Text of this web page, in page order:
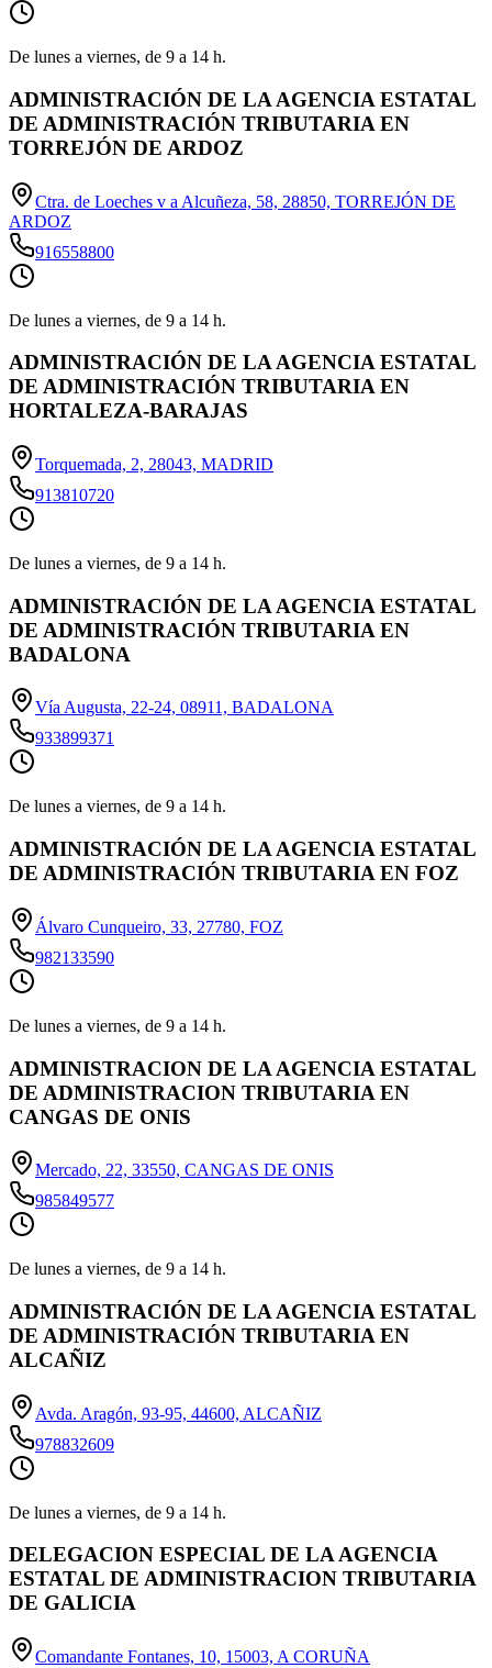
De lunes a viernes, de 9 a 14 h.
ADMINISTRACIÓN DE LA AGENCIA ESTATAL
DE ADMINISTRACIÓN TRIBUTARIA EN
TORREJÓN DE ARDOZ
Ctra. de Loeches v a Alcuñeza, 58, 28850, TORREJÓN DE
ARDOZ
916558800
De lunes a viernes, de 9 a 14 h.
ADMINISTRACIÓN DE LA AGENCIA ESTATAL
DE ADMINISTRACIÓN TRIBUTARIA EN
HORTALEZA-BARAJAS
Torquemada, 2, 28043, MADRID
913810720
De lunes a viernes, de 9 a 14 h.
ADMINISTRACIÓN DE LA AGENCIA ESTATAL
DE ADMINISTRACIÓN TRIBUTARIA EN
BADALONA
Vía Augusta, 22-24, 08911, BADALONA
933899371
De lunes a viernes, de 9 a 14 h.
ADMINISTRACIÓN DE LA AGENCIA ESTATAL
DE ADMINISTRACIÓN TRIBUTARIA EN FOZ
Álvaro Cunqueiro, 33, 27780, FOZ
982133590
De lunes a viernes, de 9 a 14 h.
ADMINISTRACION DE LA AGENCIA ESTATAL
DE ADMINISTRACION TRIBUTARIA EN
CANGAS DE ONIS
Mercado, 22, 33550, CANGAS DE ONIS
985849577
De lunes a viernes, de 9 a 14 h.
ADMINISTRACIÓN DE LA AGENCIA ESTATAL
DE ADMINISTRACIÓN TRIBUTARIA EN
ALCAÑIZ
Avda. Aragón, 93-95, 44600, ALCAÑIZ
978832609
De lunes a viernes, de 9 a 14 h.
DELEGACION ESPECIAL DE LA AGENCIA
ESTATAL DE ADMINISTRACION TRIBUTARIA
DE GALICIA
Comandante Fontanes, 10, 15003, A CORUÑA